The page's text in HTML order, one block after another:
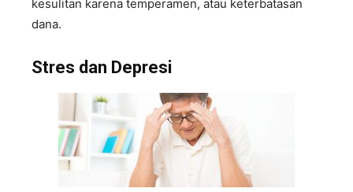
kesulitan karena temperamen, atau keterbatasan
dana.
Stres dan Depresi